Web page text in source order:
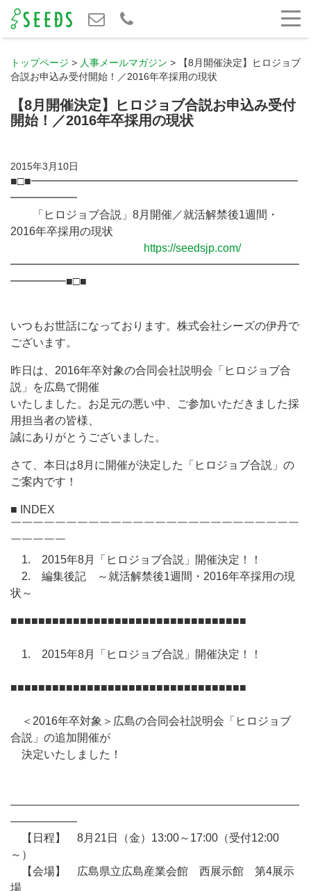
トップページ > 人事メールマガジン >
【8月開催決定】ヒロジョブ
合説お申込み受付開始！／2016年卒採用の現状
【8月開催決定】ヒロジョブ合説お申込み受付
開始！／2016年卒採用の現状
2015年3月10日
■□■━━━━━━━━━━━━━━━━━━━━━━━━
━━━━━━
「ヒロジョブ合説」8月開催／就活解禁後1週間・
2016年卒採用の現状
https://seedsjp.com/
━━━━━━━━━━━━━━━━━━━━━━━━━━
━━━━━■□■
いつもお世話になっております。株式会社シーズの伊丹で
ございます。
昨日は、2016年卒対象の合同会社説明会「ヒロジョブ合
説」を広島で開催
いたしました。お足元の悪い中、ご参加いただきました採
用担当者の皆様、
誠にありがとうございました。
さて、本日は8月に開催が決定した「ヒロジョブ合説」の
ご案内です！
■ INDEX
￣￣￣￣￣￣￣￣￣￣￣￣￣￣￣￣￣￣￣￣￣￣￣￣￣￣
￣￣￣￣￣
1. 2015年8月「ヒロジョブ合説」開催決定！！
2. 編集後記 ～就活解禁後1週間・2016年卒採用の現
状～
■■■■■■■■■■■■■■■■■■■■■■■■■■■■■■■■■■
1. 2015年8月「ヒロジョブ合説」開催決定！！
■■■■■■■■■■■■■■■■■■■■■■■■■■■■■■■■■■
＜2016年卒対象＞広島の合同会社説明会「ヒロジョブ
合説」の追加開催が
決定いたしました！
――――――――――――――――――――――――――
――――――
【日程】 8月21日（金）13:00～17:00（受付12:00
～）
【会場】 広島県立広島産業会館 西展示館 第4展示
場